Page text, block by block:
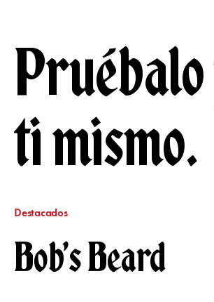
ti mismo.
Destacados
Bob's Beard